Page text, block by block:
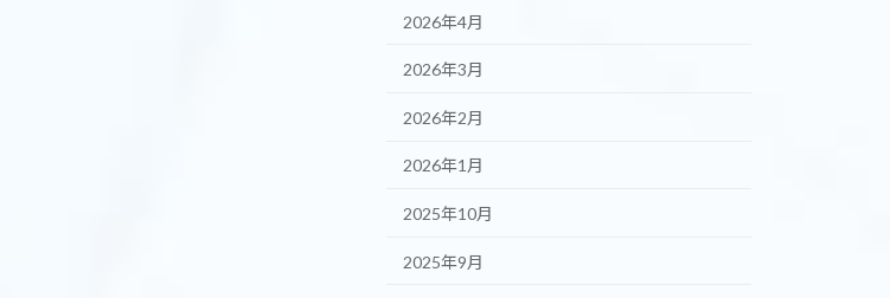
2026年4月
2026年3月
2026年2月
2026年1月
2025年10月
2025年9月